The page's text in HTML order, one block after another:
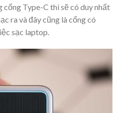
Type-C thì sẽ có duy nhất
ra và đây cũng là cổng có
sạc laptop.